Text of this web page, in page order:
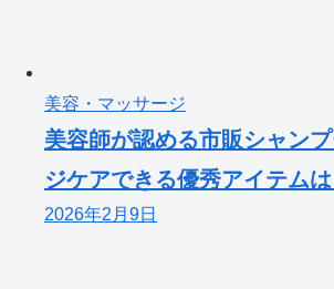
美容・マッサージ
美容師が認める市販シャン
ジケアできる優秀アイテムは
2026年2月9日